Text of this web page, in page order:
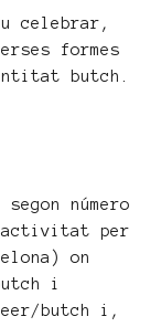
celebrar,
formes
butch.
número
activitat per
on
i
butch i,